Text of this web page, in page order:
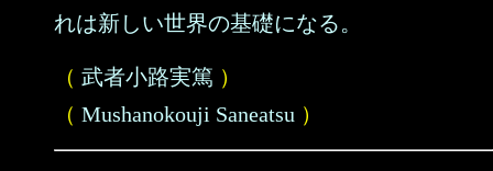
れは新しい世界の基礎になる。
（ 武者小路実篤 ）
（ Mushanokouji Saneatsu ）